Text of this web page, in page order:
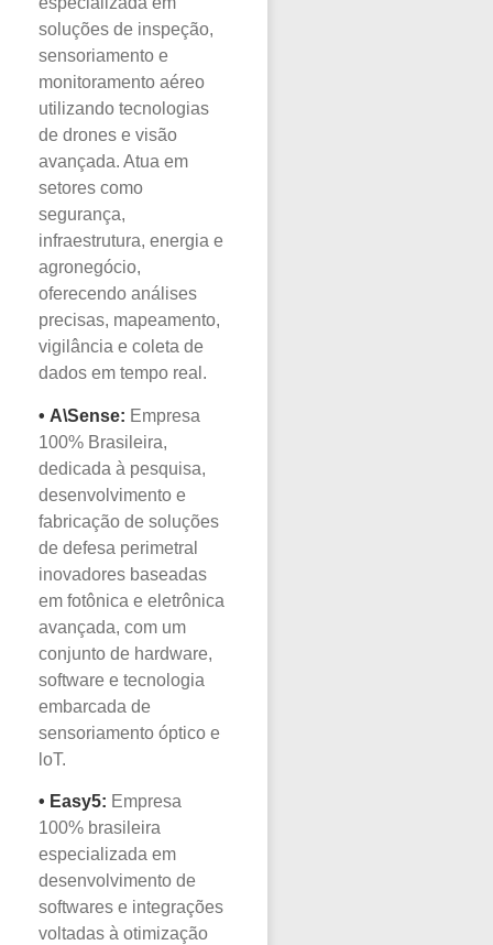
soluções de inspeção,
sensoriamento e
monitoramento aéreo
utilizando tecnologias
de drones e visão
avançada. Atua em
setores como
segurança,
infraestrutura, energia e
agronegócio,
oferecendo análises
precisas, mapeamento,
vigilância e coleta de
dados em tempo real.
• A\Sense: Empresa
100% Brasileira,
dedicada à pesquisa,
desenvolvimento e
fabricação de soluções
de defesa perimetral
inovadores baseadas
em fotônica e eletrônica
avançada, com um
conjunto de hardware,
software e tecnologia
embarcada de
sensoriamento óptico e
loT.
• Easy5: Empresa
100% brasileira
especializada em
desenvolvimento de
softwares e integrações
voltadas à otimização